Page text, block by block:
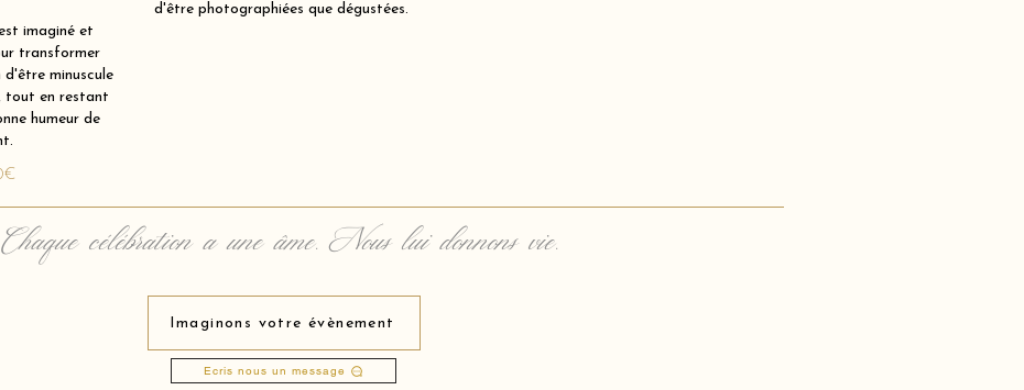
imaginé et
transformer
d'être minuscule
tout en restant
humeur de
d'être photographiées que dégustées.
Chaque célébration a une âme. Nous lui donnons vie.
Imaginons votre évènement
Ecris nous un message